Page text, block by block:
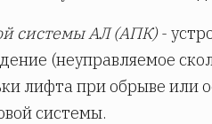
системы АЛ (АПК)-
(неуправляемое
лифта при обрыве или
системы.